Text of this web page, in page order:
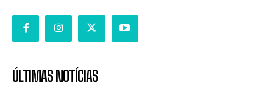
ÚLTIMAS NOTÍCIAS